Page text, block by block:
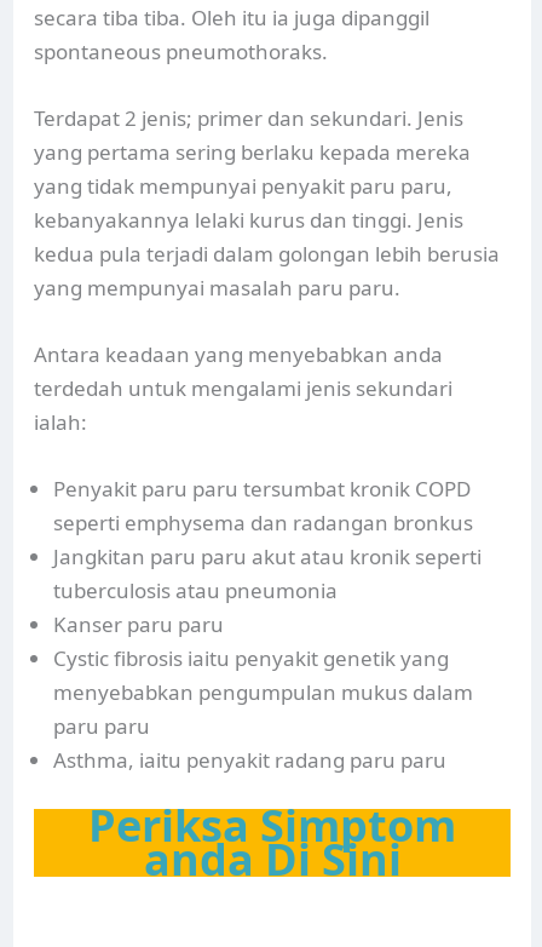
secara tiba tiba. Oleh itu ia juga dipanggil
spontaneous pneumothoraks.
Terdapat 2 jenis; primer dan sekundari. Jenis
yang pertama sering berlaku kepada mereka
yang tidak mempunyai penyakit paru paru,
kebanyakannya lelaki kurus dan tinggi. Jenis
kedua pula terjadi dalam golongan lebih berusia
yang mempunyai masalah paru paru.
Antara keadaan yang menyebabkan anda
terdedah untuk mengalami jenis sekundari
ialah:
Penyakit paru paru tersumbat kronik COPD
seperti emphysema dan radangan bronkus
Jangkitan paru paru akut atau kronik seperti
tuberculosis atau pneumonia
Kanser paru paru
Cystic fibrosis iaitu penyakit genetik yang
menyebabkan pengumpulan mukus dalam
paru paru
Asthma, iaitu penyakit radang paru paru
Periksa Simptom
anda Di Sini